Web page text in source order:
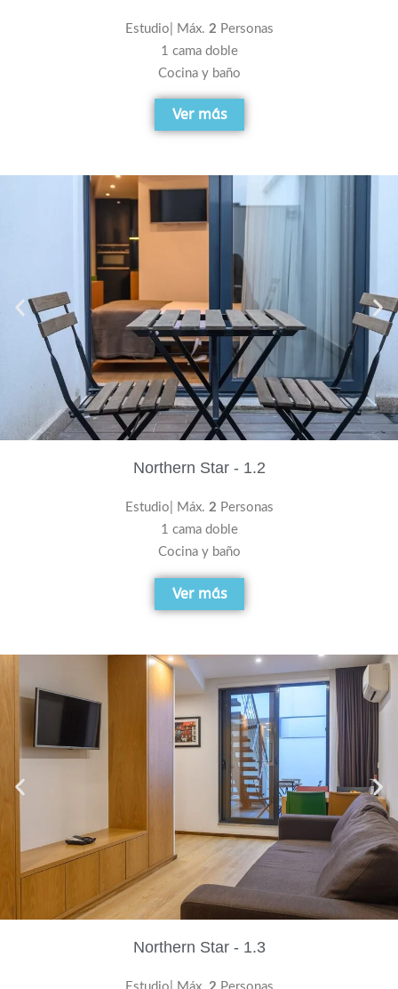
Estudio| Máx. 2 Personas
1 cama doble
Cocina y baño
Ver más
Northern Star - 1.2
Estudio| Máx. 2 Personas
1 cama doble
Cocina y baño
Ver más
Northern Star - 1.3